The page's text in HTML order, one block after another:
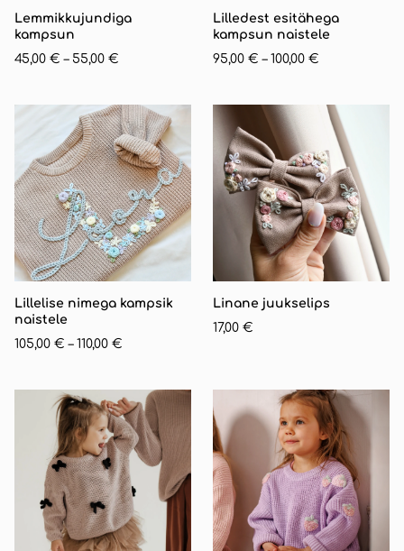
Lemmikkujundiga
kampsun
45,00 € – 55,00 €
Lilledest esitähega
kampsun naistele
95,00 € – 100,00 €
Lillelise nimega kampsik
naistele
105,00 € – 110,00 €
Linane juukselips
17,00 €